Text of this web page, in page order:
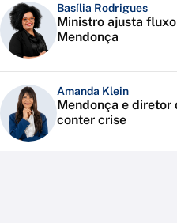
Basília Rodrigues
Ministro ajusta
Mendonça
Amanda Klein
Mendonça e diretor
conter crise